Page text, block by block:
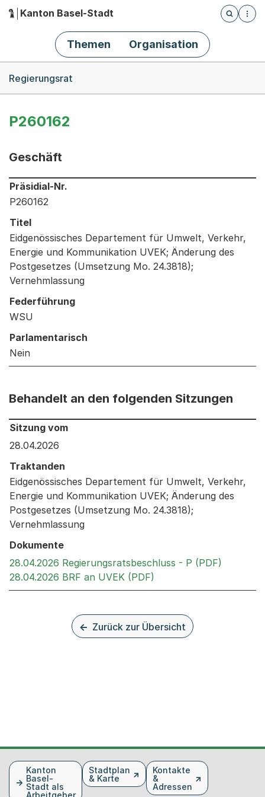
Hauptnavigation
Kanton Basel-Stadt
Öffnet
Themen Organisation
Regierungsrat
P260162
Geschäft
Informationen zum Ausgewählten Geschäft
Präsidial-Nr.
P260162
Titel
Eidgenössisches Departement für Umwelt, Verkehr,
Energie und Kommunikation UVEK; Änderung des
Postgesetzes (Umsetzung Mo. 24.3818);
Vernehmlassung
Federführung
WSU
Parlamentarisch
Nein
Behandelt an den folgenden Sitzungen
Behandelt an den folgenden Sitzungen: Informationen
Sitzung vom
28.04.2026
Traktanden
Eidgenössisches Departement für Umwelt, Verkehr,
Energie und Kommunikation UVEK; Änderung des
Postgesetzes (Umsetzung Mo. 24.3818);
Vernehmlassung
Dokumente
28.04.2026 Regierungsratsbeschluss - P (PDF)
28.04.2026 BRF an UVEK (PDF)
Zurück zur Übersicht
FusszeileKanton
Basel-
Stadt als
Arbeitgeber
Stadtplan
& Karte
Kontakte
&
Adressen